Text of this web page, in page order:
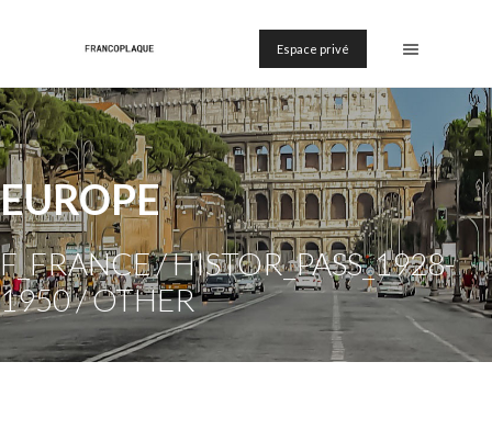
Espace privé
EUROPE
F_FRANCE / HISTOR_PASS_1928-
1950 / OTHER